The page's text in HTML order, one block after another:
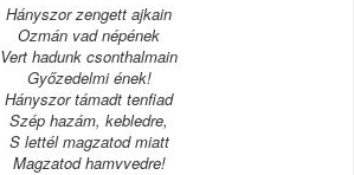
Hányszor zengett ajkain
Ozmán vad népének
Vert hadunk csonthalmain
Győzedelmi ének!
Hányszor támadt tenfiad
Szép hazám, kebledre,
S lettél magzatod miatt
Magzatod hamvvedre!